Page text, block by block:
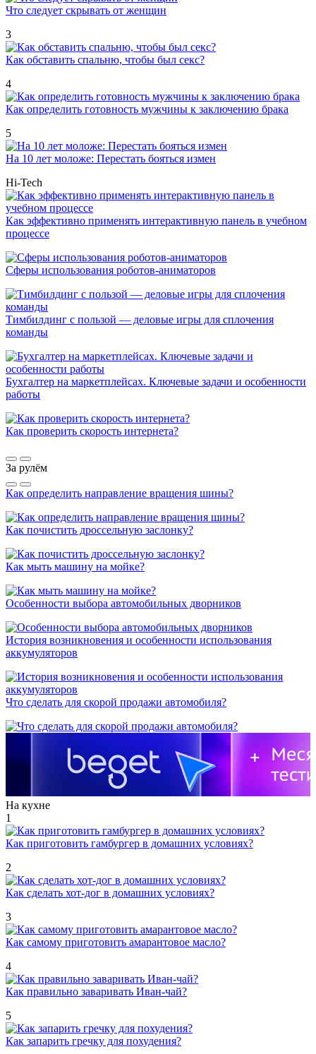
Что следует скрывать от женщин
3
Как обставить спальню, чтобы был секс?
4
Как определить готовность мужчины к заключению брака
5
На 10 лет моложе: Перестать бояться измен
Hi-Tech
Как эффективно применять интерактивную панель в учебном
процессе
Сферы использования роботов-аниматоров
Тимбилдинг с пользой — деловые игры для сплочения
команды
Бухгалтер на маркетплейсах. Ключевые задачи и особенности
работы
Как проверить скорость интернета?
За рулём
Как определить направление вращения шины?
Как почистить дроссельную заслонку?
Как мыть машину на мойке?
Особенности выбора автомобильных дворников
История возникновения и особенности использования
аккумуляторов
Что сделать для скорой продажи автомобиля?
На кухне
1
Как приготовить гамбургер в домашних условиях?
2
Как сделать хот-дог в домашних условиях?
3
Как самому приготовить амарантовое масло?
4
Как правильно заваривать Иван-чай?
5
Как запарить гречку для похудения?